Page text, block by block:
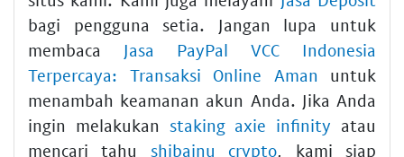
bagi pengguna setia. Jangan lupa untuk
membaca Jasa PayPal VCC Indonesia
Terpercaya: Transaksi Online Aman untuk
menambah keamanan akun Anda. Jika Anda
ingin melakukan staking axie infinity atau
mencari tahu shibainu crypto, kami siap